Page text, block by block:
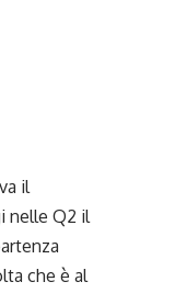
il
nelle Q2 il
che è al